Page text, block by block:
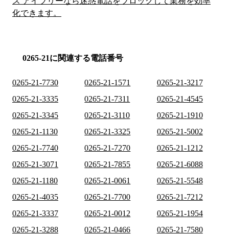
化できます。
0265-21に関連する電話番号
0265-21-7730 0265-21-1571
0265-21-3217
0265-21-3335
0265-21-7311
0265-21-4545
0265-21-3345
0265-21-3110
0265-21-1910
0265-21-1130
0265-21-3325
0265-21-5002
0265-21-7740
0265-21-7270
0265-21-1212
0265-21-3071
0265-21-7855
0265-21-6088
0265-21-1180
0265-21-0061
0265-21-5548
0265-21-4035
0265-21-7700
0265-21-7212
0265-21-3337
0265-21-0012
0265-21-1954
0265-21-3288
0265-21-0466
0265-21-7580